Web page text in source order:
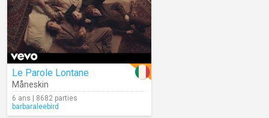
Le Parole Lontane
Måneskin
6 ans | 8682 parties
barbaraleebird